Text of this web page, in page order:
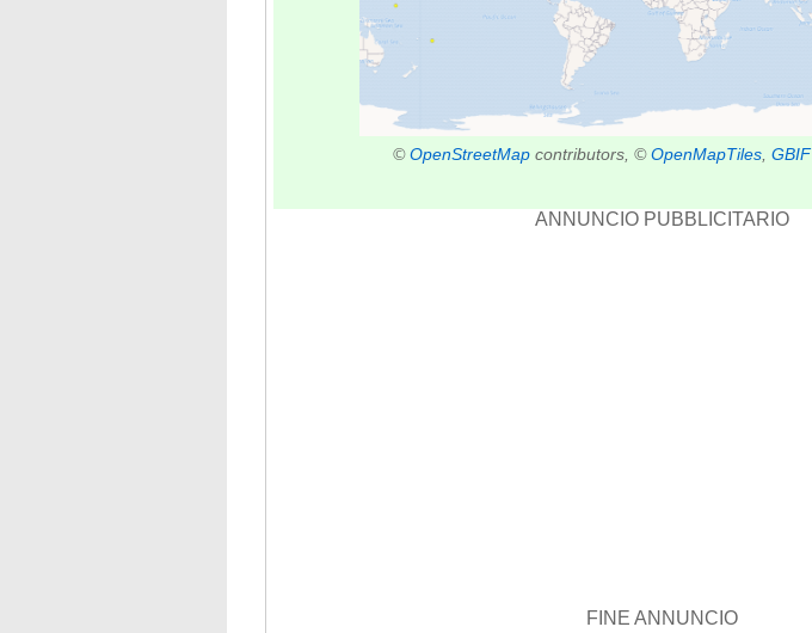
©OpenStreetMapcontributors, ©OpenMapTiles, GBIF
ANNUNCIO PUBBLICITARIO
FINE ANNUNCIO